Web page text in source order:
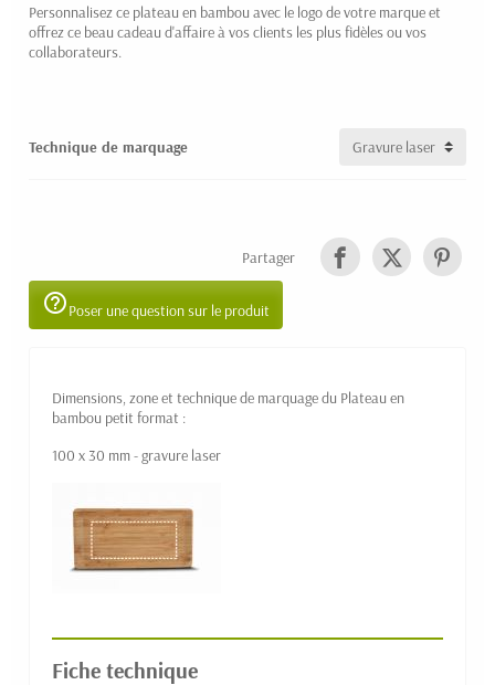
Personnalisez ce plateau en bambou avec le logo de votre marque et
offrez ce beau cadeau d'affaire à vos clients les plus fidèles ou vos
collaborateurs.
Technique de marquage
Partager
help_outlinePoser une question sur le produit
Dimensions, zone et technique de marquage du Plateau en
bambou petit format :
100 x 30 mm - gravure laser
Fiche technique